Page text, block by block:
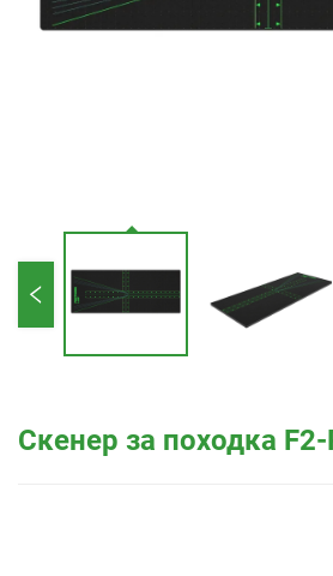
Скенер за походка